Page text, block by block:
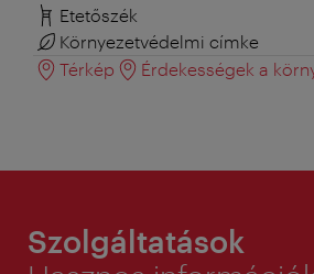
Etetőszék
Környezetvédelmi címke
Térkép
Érdekességek a
Szolgáltatások